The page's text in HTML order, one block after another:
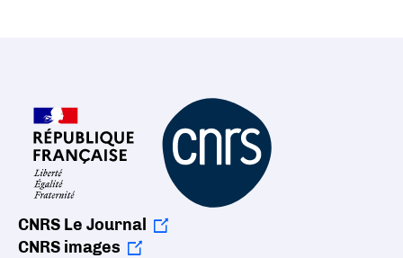
CNRS Le Journal
CNRS images